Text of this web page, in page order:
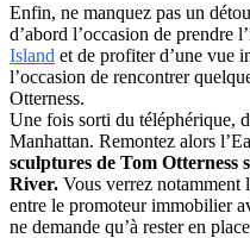
Enfin, ne manquez pas un
d’abord l’occasion de prendre
Island et de profiter d’une vue
l’occasion de rencontrer
Otterness.
Une fois sorti du téléphérique,
Manhattan. Remontez alors
sculptures de Tom Otterness
River. Vous verrez notamment
entre le promoteur immobilier
ne demande qu’à rester en